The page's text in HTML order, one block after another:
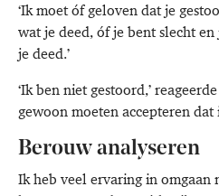
‘Ik moet óf geloven dat je
wat je deed, óf je bent slecht
je deed.’
‘Ik ben niet gestoord,’
gewoon moeten accepteren dat
Berouw analyseren
Ik heb veel ervaring in omgaan